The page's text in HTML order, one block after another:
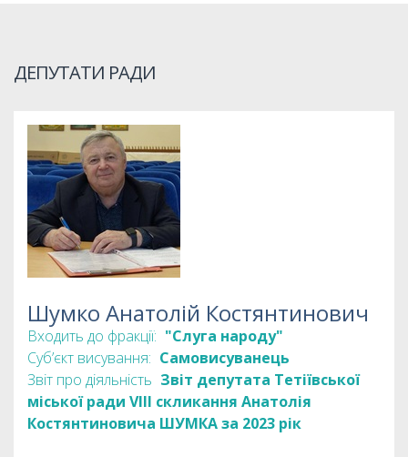
ДЕПУТАТИ РАДИ
Шумко Анатолій Костянтинович
Входить до фракції: "Слуга народу"
Суб’єкт висування: Самовисуванець
Звіт про діяльність Звіт депутата Тетіївської
міської ради VIII скликання Анатолія
Костянтиновича ШУМКА за 2023 рік